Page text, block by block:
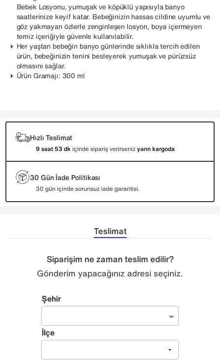
Bebek Losyonu, yumuşak ve köpüklü yapısıyla banyo
saatlerinize keyif katar. Bebeğinizin hassas cildine uyumlu ve
göz yakmayan özlerle zenginleşen losyon, boya içermeyen
temiz içeriğiyle güvenle kullanılabilir.
Her yaştan bebeğin banyo günlerinde sıklıkla tercih edilen
ürün, bebeğinizin tenini besleyerek yumuşak ve pürüzsüz
olmasını sağlar.
Ürün Gramajı: 300 ml
Hızlı Teslimat
9 saat 53 dk içinde sipariş verirsenizyarın kargoda
30 Gün İade Politikası
30 gün içinde sorunsuz iade garantisi.
Teslimat
Siparişim ne zaman teslim edilir?
Gönderim yapacağınız adresi seçiniz.
Şehir
İlçe